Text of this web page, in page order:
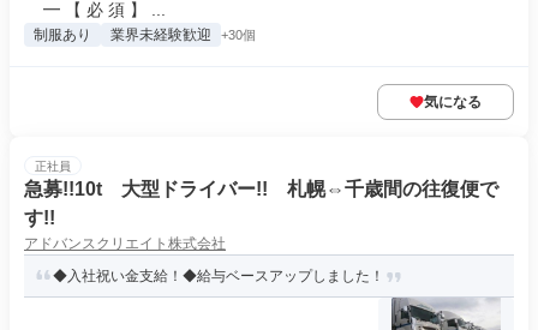
━ 【 必 須 】 ...
制服あり 業界未経験歓迎 +30個
気になる
正社員
急募!!10t 大型ドライバー!! 札幌⇔千歳間の往復便で
す!!
アドバンスクリエイト株式会社
◆入社祝い金支給！◆給与ベースアップしました！